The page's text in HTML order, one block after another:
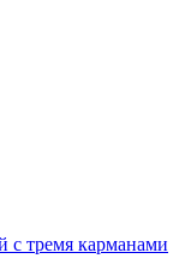
тремя карманами